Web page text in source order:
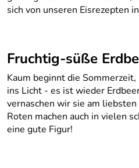
sich von unseren Eisrezepten
Fruchtig-süße
Kaum beginnt die
ins Licht - es ist wieder
vernaschen wir sie am
Roten machen auch in vielen
eine gute Figur!